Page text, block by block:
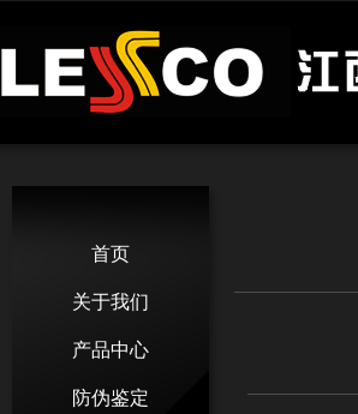
首页
关于我们
产品中心
防伪鉴定